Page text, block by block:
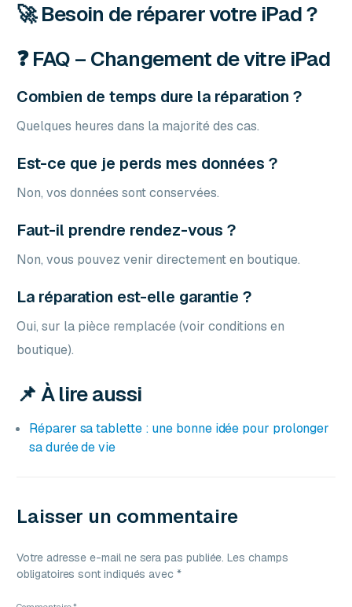
🚀 Besoin de réparer votre iPad ?
❓ FAQ – Changement de vitre iPad
Combien de temps dure la réparation ?
Quelques heures dans la majorité des cas.
Est-ce que je perds mes données ?
Non, vos données sont conservées.
Faut-il prendre rendez-vous ?
Non, vous pouvez venir directement en boutique.
La réparation est-elle garantie ?
Oui, sur la pièce remplacée (voir conditions en
boutique).
📌 À lire aussi
Réparer sa tablette : une bonne idée pour prolonger
sa durée de vie
Laisser un commentaire
Votre adresse e-mail ne sera pas publiée. Les champs
obligatoires sont indiqués avec *